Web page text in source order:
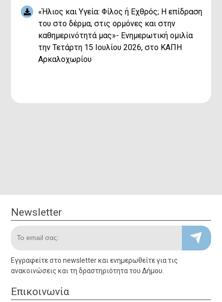
«Ήλιος και Υγεία: Φίλος ή Εχθρός; Η επίδραση
του στο δέρμα, στις ορμόνες και στην
καθημερινότητά μας»- Ενημερωτική ομιλία
την Τετάρτη 15 Ιουλίου 2026, στο ΚΑΠΗ
Αρκαλοχωρίου
NewsletterNewsletter
Εγγραφείτε στο newsletter και ενημερωθείτε για τις
ανακοινώσεις και τη δραστηριότητα του Δήμου.
Το email σας:
Επικοινωνία
Εγγραφείτε στο newsletter και ενημερωθείτε για τις
ανακοινώσεις και τη δραστηριότητα του Δήμου.
Επικοινωνία